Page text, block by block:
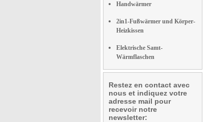
Handwärmer
2in1-Fußwärmer und Körper-
Heizkissen
Elektrische Samt-
Wärmflaschen
Restez en contact avec
nous et indiquez votre
adresse mail pour
recevoir notre
newsletter: